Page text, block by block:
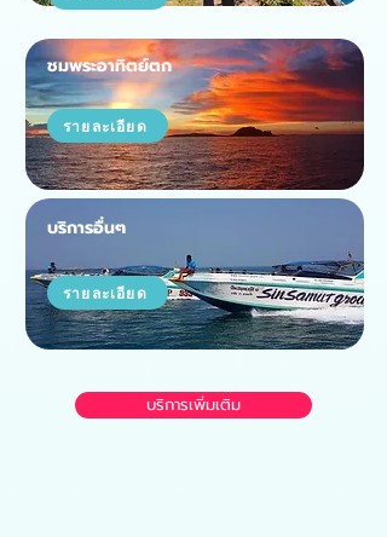
ชมพระอาทิตย์ตก
รายละเอียด
บริการอื่นๆ
รายละเอียด
บริการเพิ่มเติม